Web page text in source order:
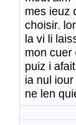
mes ieuz
choisir.
la vi li
mon cuer
puiz i
ia nul iour
ne len